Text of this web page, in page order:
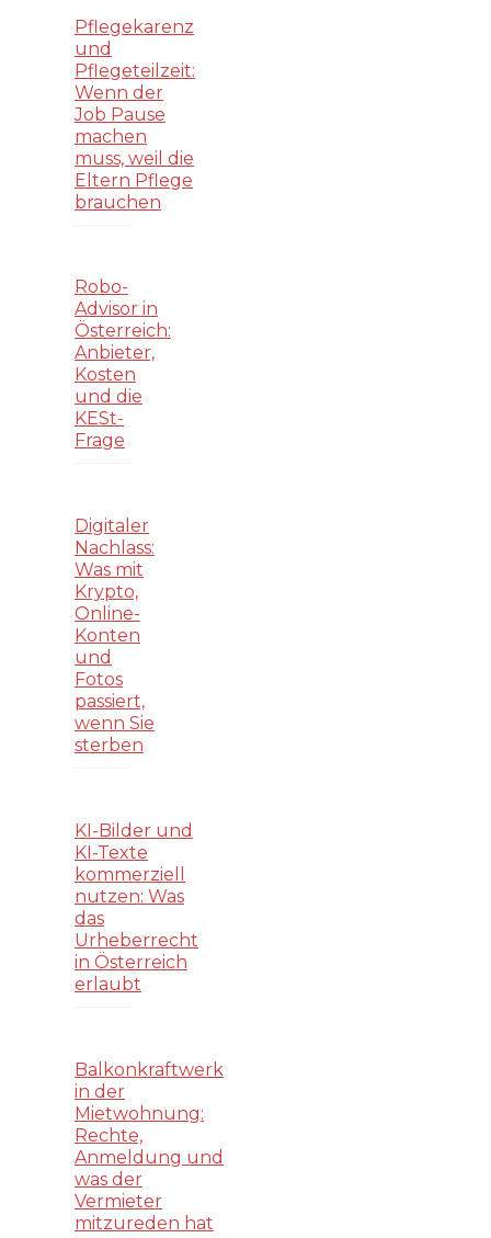
Pflegekarenz
und
Pflegeteilzeit:
Wenn der
Job Pause
machen
muss, weil die
Eltern Pflege
brauchen
Robo-
Advisor in
Österreich:
Anbieter,
Kosten
und die
KESt-
Frage
Digitaler
Nachlass:
Was mit
Krypto,
Online-
Konten
und
Fotos
passiert,
wenn Sie
sterben
KI-Bilder und
KI-Texte
kommerziell
nutzen: Was
das
Urheberrecht
in Österreich
erlaubt
Balkonkraftwerk
in der
Mietwohnung:
Rechte,
Anmeldung und
was der
Vermieter
mitzureden hat